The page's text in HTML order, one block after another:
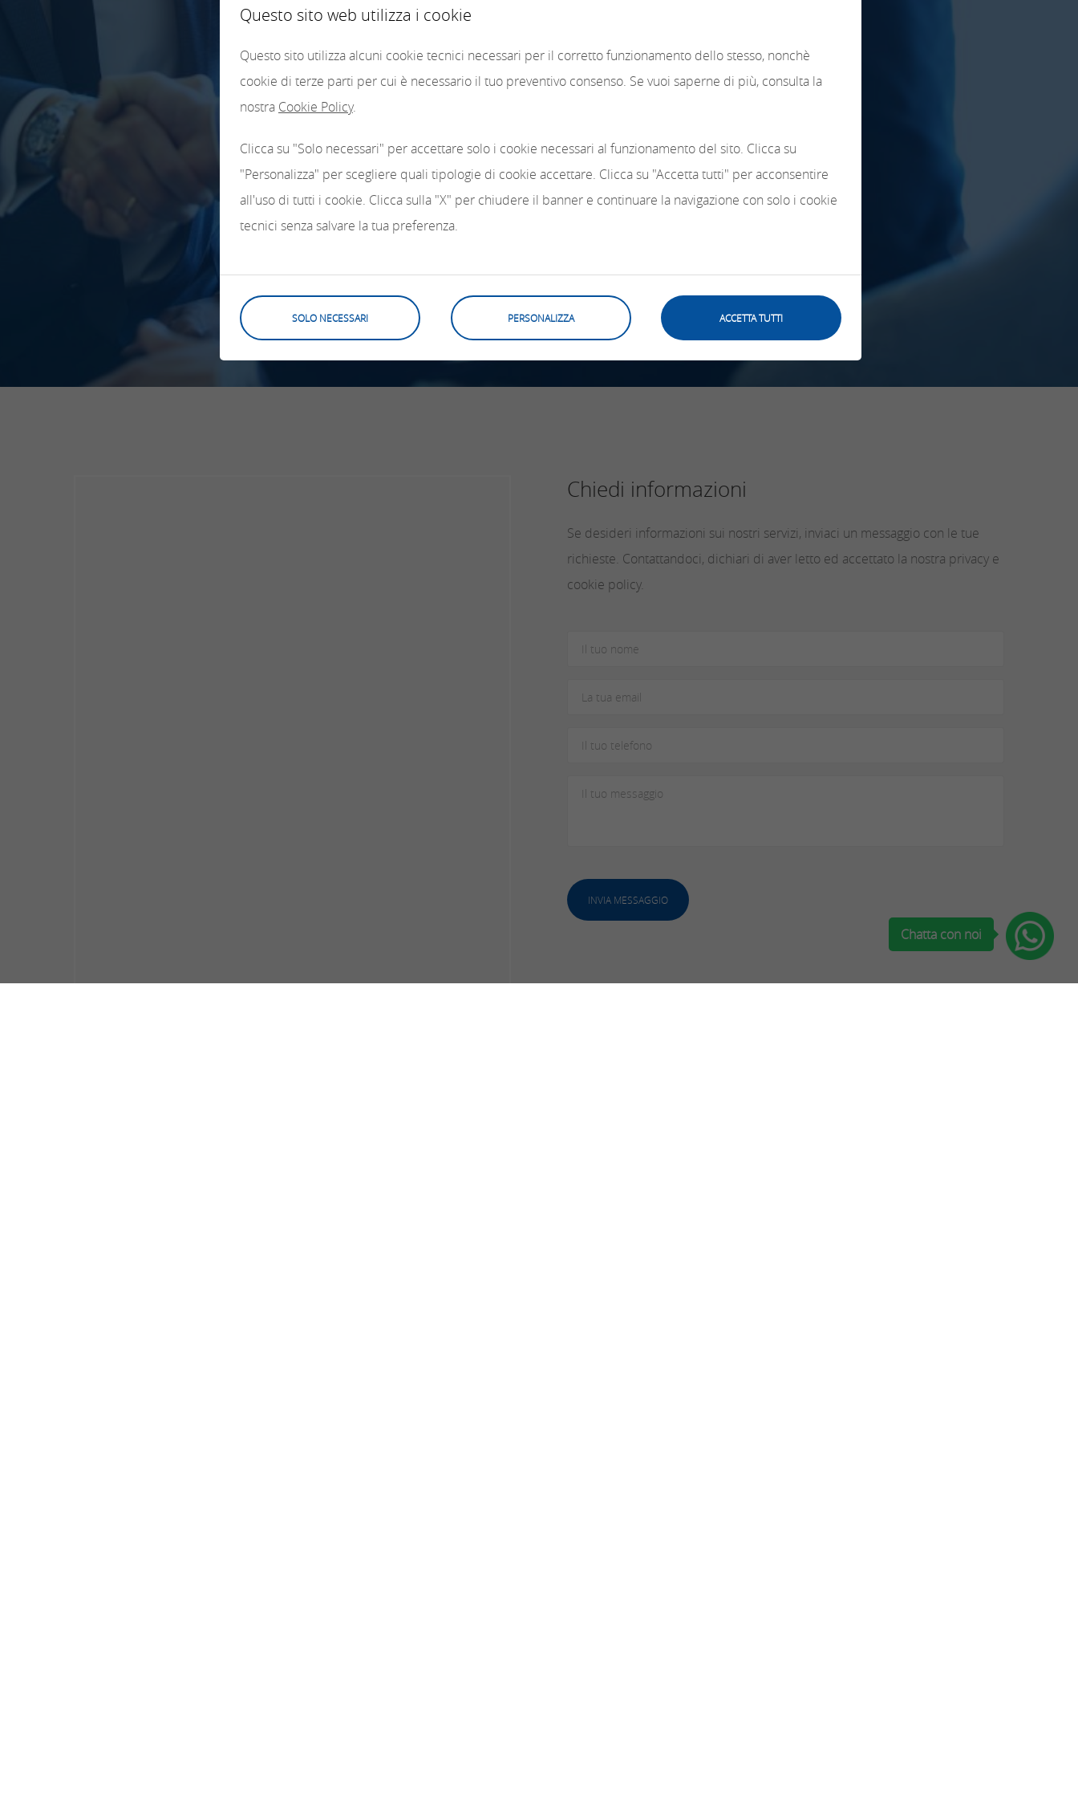
Questo sito web utilizza i cookie
Questo sito utilizza alcuni cookie tecnici necessari per il corretto funzionamento dello stesso, nonchè
cookie di terze parti per cui è necessario il tuo preventivo consenso. Se vuoi saperne di più, consulta la
nostra Cookie Policy.
Clicca su "Solo necessari" per accettare solo i cookie necessari al funzionamento del sito. Clicca su
"Personalizza" per scegliere quali tipologie di cookie accettare. Clicca su "Accetta tutti" per acconsentire
all'uso di tutti i cookie. Clicca sulla "X" per chiudere il banner e continuare la navigazione con solo i cookie
tecnici senza salvare la tua preferenza.
SOLO NECESSARI PERSONALIZZA ACCETTA TUTTI
Chiedi informazioni
Se desideri informazioni sui nostri servizi, inviaci un messaggio con le tue
richieste. Contattandoci, dichiari di aver letto ed accettato la nostra privacy e
cookie policy.
Chatta con noi